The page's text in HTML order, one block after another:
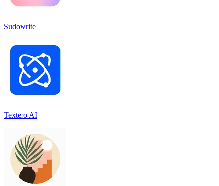
Sudowrite
Textero AI